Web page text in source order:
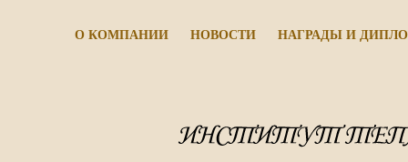
О КОМПАНИИ НОВОСТИ НАГРАДЫ И